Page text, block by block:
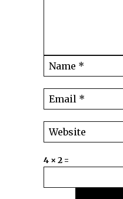
4 × 2 =